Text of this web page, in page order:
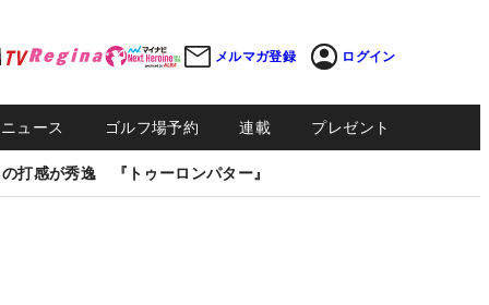
メルマガ登録 ログイン
ュース ゴルフ場予約 連載 プレゼント
打感が秀逸 『トゥーロンパター』